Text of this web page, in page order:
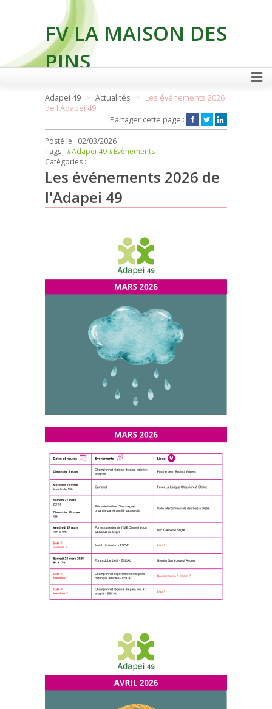
FV LA MAISON DES
PINS
FAIRE UN DON
Adapei 49 Actualités
Les événements 2026
de l'Adapei 49
Partager cette page :
Posté le : 02/03/2026
Tags : #Adapei 49#Évènements
Catégories :
Les événements 2026 de
l'Adapei 49